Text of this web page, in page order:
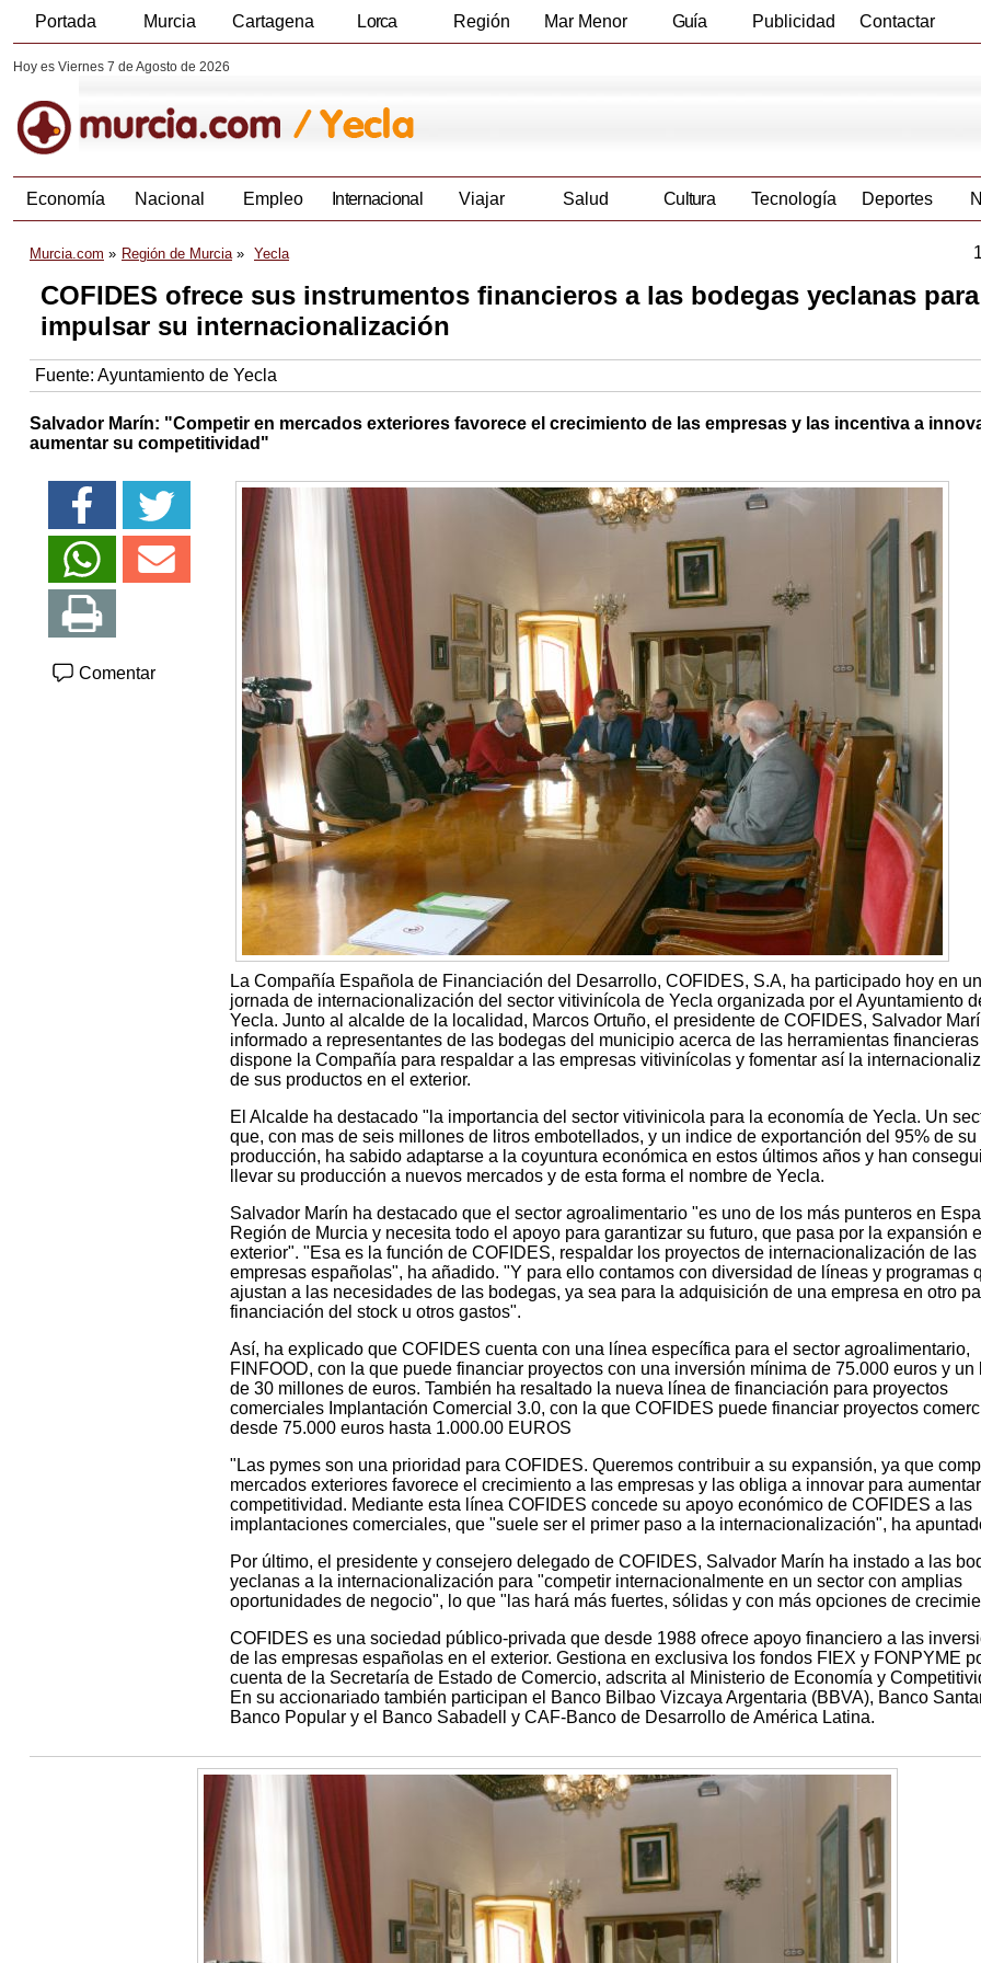
Portada Murcia Cartagena Lorca Región Mar Menor Guía Publicidad Contactar
Hoy es Viernes 7 de Agosto de 2026
Economía Nacional Empleo Internacional Viajar Salud Cultura Tecnología Deportes
Murcia.com Región de Murcia Yecla
COFIDES ofrece sus instrumentos financieros a las bodegas yeclanas para
impulsar su internacionalización
Fuente: Ayuntamiento de Yecla
Salvador Marín: "Competir en mercados exteriores favorece el crecimiento de las empresas y las incentiva a
aumentar su competitividad"
Comentar
La Compañía Española de Financiación del Desarrollo, COFIDES, S.A, ha participado hoy en
jornada de internacionalización del sector vitivinícola de Yecla organizada por el Ayuntamiento
Yecla. Junto al alcalde de la localidad, Marcos Ortuño, el presidente de COFIDES, Salvador
informado a representantes de las bodegas del municipio acerca de las herramientas
dispone la Compañía para respaldar a las empresas vitivinícolas y fomentar así la
de sus productos en el exterior.
El Alcalde ha destacado "la importancia del sector vitivinicola para la economía de Yecla. Un
que, con mas de seis millones de litros embotellados, y un indice de exportanción del 95% de su
producción, ha sabido adaptarse a la coyuntura económica en estos últimos años y han
llevar su producción a nuevos mercados y de esta forma el nombre de Yecla.
Salvador Marín ha destacado que el sector agroalimentario "es uno de los más punteros en
Región de Murcia y necesita todo el apoyo para garantizar su futuro, que pasa por la expansión
exterior". "Esa es la función de COFIDES, respaldar los proyectos de internacionalización de las
empresas españolas", ha añadido. "Y para ello contamos con diversidad de líneas y programas
ajustan a las necesidades de las bodegas, ya sea para la adquisición de una empresa en otro
financiación del stock u otros gastos".
Así, ha explicado que COFIDES cuenta con una línea específica para el sector agroalimentario,
FINFOOD, con la que puede financiar proyectos con una inversión mínima de 75.000 euros y un
de 30 millones de euros. También ha resaltado la nueva línea de financiación para proyectos
comerciales Implantación Comercial 3.0, con la que COFIDES puede financiar proyectos
desde 75.000 euros hasta 1.000.00 EUROS
"Las pymes son una prioridad para COFIDES. Queremos contribuir a su expansión, ya que
mercados exteriores favorece el crecimiento a las empresas y las obliga a innovar para
competitividad. Mediante esta línea COFIDES concede su apoyo económico de COFIDES a las
implantaciones comerciales, que "suele ser el primer paso a la internacionalización", ha
Por último, el presidente y consejero delegado de COFIDES, Salvador Marín ha instado a las
yeclanas a la internacionalización para "competir internacionalmente en un sector con amplias
oportunidades de negocio", lo que "las hará más fuertes, sólidas y con más opciones de
COFIDES es una sociedad público-privada que desde 1988 ofrece apoyo financiero a las
de las empresas españolas en el exterior. Gestiona en exclusiva los fondos FIEX y FONPYME
cuenta de la Secretaría de Estado de Comercio, adscrita al Ministerio de Economía y
En su accionariado también participan el Banco Bilbao Vizcaya Argentaria (BBVA), Banco
Banco Popular y el Banco Sabadell y CAF-Banco de Desarrollo de América Latina.